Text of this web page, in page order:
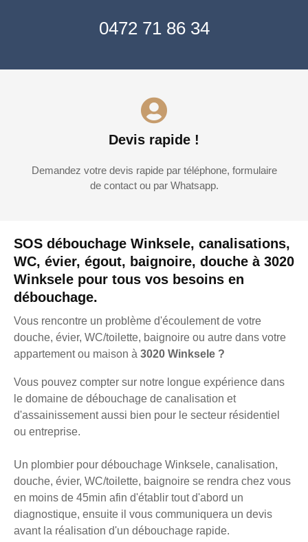
SOS débouchage Winksele, canalisations,
WC, évier, égout, baignoire, douche à 3020
Winksele pour tous vos besoins en
débouchage.
Vous rencontre un problème d'écoulement de votre
douche, évier, WC/toilette, baignoire ou autre dans votre
appartement ou maison à 3020 Winksele ?
Vous pouvez compter sur notre longue expérience dans
le domaine de débouchage de canalisation et
d'assainissement aussi bien pour le secteur résidentiel
ou entreprise.
Un plombier pour débouchage Winksele, canalisation,
douche, évier, WC/toilette, baignoire se rendra chez vous
en moins de 45min afin d'établir tout d'abord un
diagnostique, ensuite il vous communiquera un devis
avant la réalisation d'un débouchage rapide.
0472 71 86 34
Devis rapide !
Demandez votre devis rapide par téléphone, formulaire
de contact ou par Whatsapp.